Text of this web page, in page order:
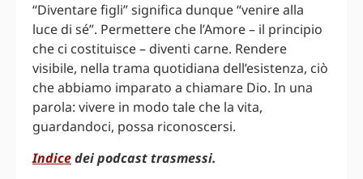
“Diventare figli” significa dunque “venire alla
luce di sé”. Permettere che l’Amore – il principio
che ci costituisce – diventi carne. Rendere
visibile, nella trama quotidiana dell’esistenza, ciò
che abbiamo imparato a chiamare Dio. In una
parola: vivere in modo tale che la vita,
guardandoci, possa riconoscersi.
Indicedei podcast trasmessi.